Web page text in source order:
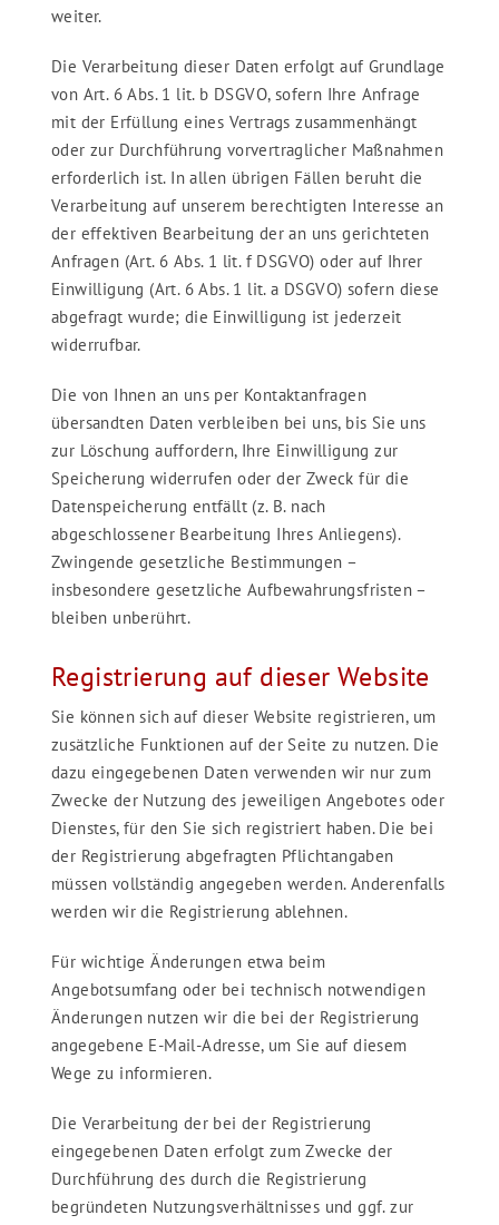
weiter.
Die Verarbeitung dieser Daten erfolgt auf Grundlage
von Art. 6 Abs. 1 lit. b DSGVO, sofern Ihre Anfrage
mit der Erfüllung eines Vertrags zusammenhängt
oder zur Durchführung vorvertraglicher Maßnahmen
erforderlich ist. In allen übrigen Fällen beruht die
Verarbeitung auf unserem berechtigten Interesse an
der effektiven Bearbeitung der an uns gerichteten
Anfragen (Art. 6 Abs. 1 lit. f DSGVO) oder auf Ihrer
Einwilligung (Art. 6 Abs. 1 lit. a DSGVO) sofern diese
abgefragt wurde; die Einwilligung ist jederzeit
widerrufbar.
Die von Ihnen an uns per Kontaktanfragen
übersandten Daten verbleiben bei uns, bis Sie uns
zur Löschung auffordern, Ihre Einwilligung zur
Speicherung widerrufen oder der Zweck für die
Datenspeicherung entfällt (z. B. nach
abgeschlossener Bearbeitung Ihres Anliegens).
Zwingende gesetzliche Bestimmungen –
insbesondere gesetzliche Aufbewahrungsfristen –
bleiben unberührt.
Registrierung auf dieser Website
Sie können sich auf dieser Website registrieren, um
zusätzliche Funktionen auf der Seite zu nutzen. Die
dazu eingegebenen Daten verwenden wir nur zum
Zwecke der Nutzung des jeweiligen Angebotes oder
Dienstes, für den Sie sich registriert haben. Die bei
der Registrierung abgefragten Pflichtangaben
müssen vollständig angegeben werden. Anderenfalls
werden wir die Registrierung ablehnen.
Für wichtige Änderungen etwa beim
Angebotsumfang oder bei technisch notwendigen
Änderungen nutzen wir die bei der Registrierung
angegebene E-Mail-Adresse, um Sie auf diesem
Wege zu informieren.
Die Verarbeitung der bei der Registrierung
eingegebenen Daten erfolgt zum Zwecke der
Durchführung des durch die Registrierung
begründeten Nutzungsverhältnisses und ggf. zur